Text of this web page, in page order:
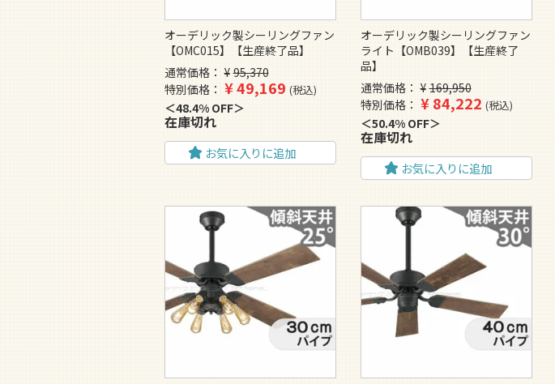
オーデリック製シーリングファン
【OMC015】【生産終了品】
通常価格
¥ 95,370
特別価格
¥49,169 税込
48.4% OFF
在庫切れ
お気に入りに追加
オーデリック製シーリングファン
ライト【OMB039】【生産終了
品】
通常価格
¥ 169,950
特別価格
¥ 84,222 税込
50.4% OFF
在庫切れ
お気に入りに追加